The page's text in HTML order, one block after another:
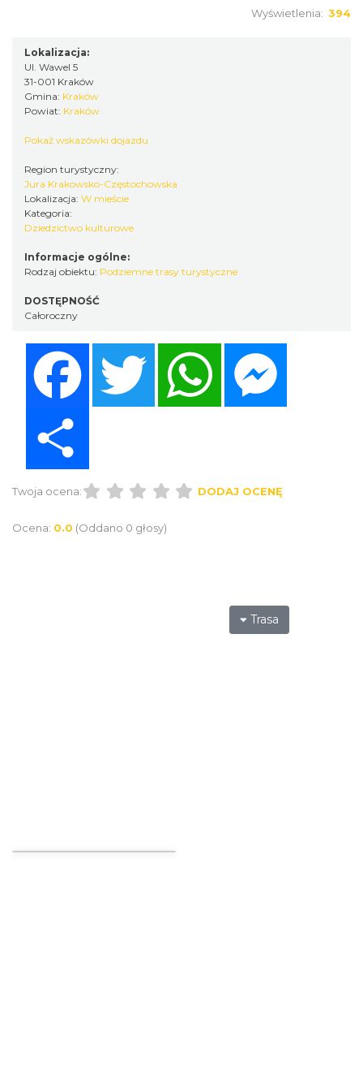
Wyświetlenia: 394
Lokalizacja:
Ul. Wawel 5
31-001 Kraków
Gmina: Kraków
Powiat: Kraków
Pokaż wskazówki dojazdu
Region turystyczny:
Jura Krakowsko-Częstochowska
Lokalizacja: W mieście
Kategoria:
Dziedzictwo kulturowe
Informacje ogólne:
Rodzaj obiektu: Podziemne trasy turystyczne
DOSTĘPNOŚĆ
Całoroczny
Twitter WhatsApp
Twoja ocena: DODAJ OCENĘ
Ocena: 0.0 (Oddano 0 głosy)
Trasa